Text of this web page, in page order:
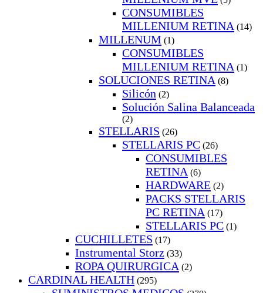
CONSUMIBLES
MILLENIUM RETINA (14)
MILLENUM (1)
CONSUMIBLES
MILLENIUM RETINA (1)
SOLUCIONES RETINA (8)
Silicón (2)
Solución Salina Balanceada
(2)
STELLARIS (26)
STELLARIS PC (26)
CONSUMIBLES
RETINA (6)
HARDWARE (2)
PACKS STELLARIS
PC RETINA (17)
STELLARIS PC (1)
CUCHILLETES (17)
Instrumental Storz (33)
ROPA QUIRURGICA (2)
CARDINAL HEALTH (295)